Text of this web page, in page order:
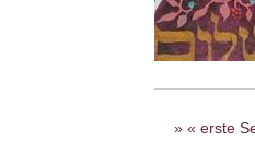
Seiten
« erste